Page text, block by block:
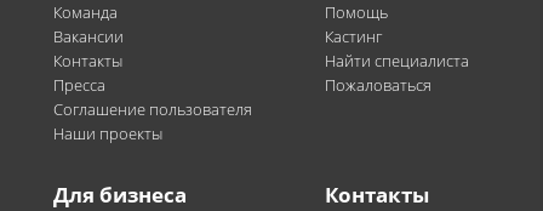
Команда
Вакансии
Контакты
Пресса
Соглашение пользователя
Наши проекты
Помощь
Кастинг
Найти специалиста
Пожаловаться
Для бизнеса Контакты